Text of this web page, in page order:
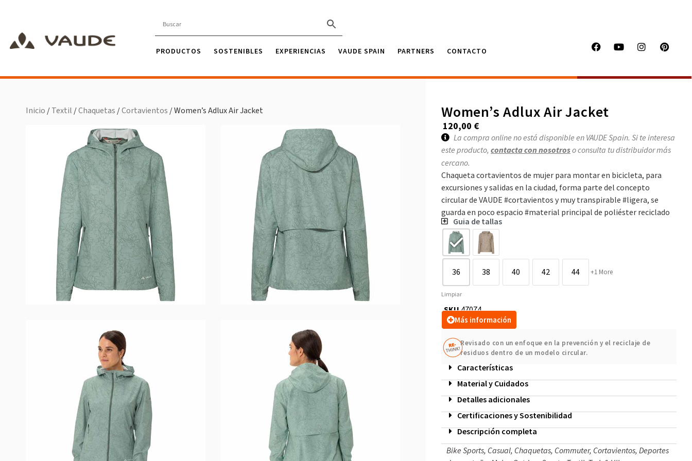
PRODUCTOS SOSTENIBLES EXPERIENCIAS VAUDE SPAIN PARTNERS CONTACTO
Inicio/Textil/Chaquetas/Cortavientos/ Women’s Adlux Air Jacket Women’s Adlux Air Jacket
120,00 €
La compra online no está disponible en VAUDE Spain. Si te interesa
este producto,contacta con nosotroso consulta tu distribuidor más
cercano.
Chaqueta cortavientos de mujer para montar en bicicleta, para
excursiones y salidas en la ciudad, forma parte del concepto
circular de VAUDE #cortavientos y muy transpirable #ligera, se
guarda en poco espacio #material principal de poliéster reciclado
Guia de tallas
36 38 40 42 44 +1 More
Limpiar
SKU47074
Más información
Revisado con un enfoque en la prevención y el reciclaje de
residuos dentro de un modelo circular.
Características
Material y Cuidados
Detalles adicionales
Certificaciones y Sostenibilidad
Descripción completa
Bike Sports, Casual, Chaquetas, Commuter, Cortavientos,Deportes